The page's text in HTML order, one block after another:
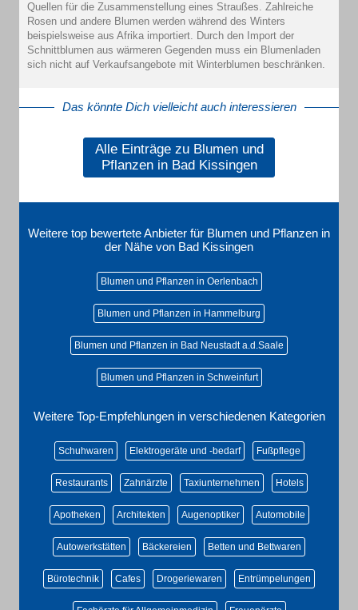
Quellen für die Zusammenstellung eines Straußes. Zahlreiche
Rosen und andere Blumen werden während des Winters
beispielsweise aus Afrika importiert. Durch den Import der
Schnittblumen aus wärmeren Gegenden muss ein Blumenladen
sich nicht auf Verkaufsangebote mit Winterblumen beschränken.
Das könnte Dich vielleicht auch interessieren
Alle Einträge zu Blumen und
Pflanzen in Bad Kissingen
Weitere top bewertete Anbieter für Blumen und Pflanzen in
der Nähe von Bad Kissingen
Blumen und Pflanzen in Oerlenbach
Blumen und Pflanzen in Hammelburg
Blumen und Pflanzen in Bad Neustadt a.d.Saale
Blumen und Pflanzen in Schweinfurt
Weitere Top-Empfehlungen in verschiedenen Kategorien
Schuhwaren Elektrogeräte und -bedarf Fußpflege
Restaurants Zahnärzte Taxiunternehmen Hotels
Apotheken Architekten Augenoptiker Automobile
Autowerkstätten Bäckereien Betten und Bettwaren
Bürotechnik Cafes Drogeriewaren Entrümpelungen